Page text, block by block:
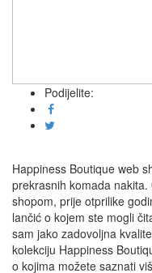
Podijelite:
Happiness Boutique web
prekrasnih komada
shopom, prije otprilike
lančić o kojem ste mogli
sam jako zadovoljna
kolekciju Happiness
o kojima možete saznati